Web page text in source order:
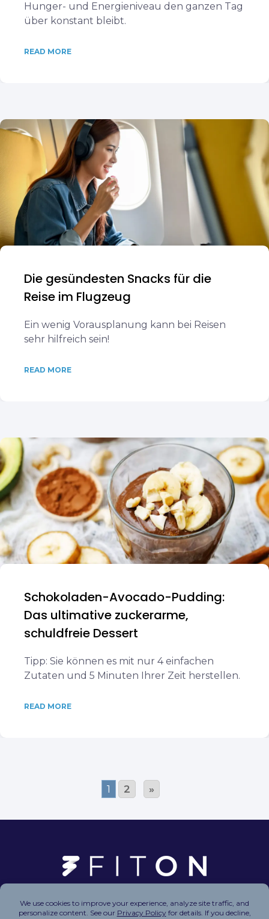
Hunger- und Energieniveau den ganzen Tag
über konstant bleibt.
READ MORE
Die gesündesten Snacks für die
Reise im Flugzeug
Ein wenig Vorausplanung kann bei Reisen
sehr hilfreich sein!
READ MORE
Schokoladen-Avocado-Pudding:
Das ultimative zuckerarme,
schuldfreie Dessert
Tipp: Sie können es mit nur 4 einfachen
Zutaten und 5 Minuten Ihrer Zeit herstellen.
READ MORE
1 2 »